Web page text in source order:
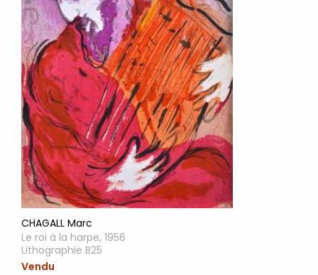
CHAGALL Marc
Le roi à la harpe, 1956
Lithographie B25
Vendu